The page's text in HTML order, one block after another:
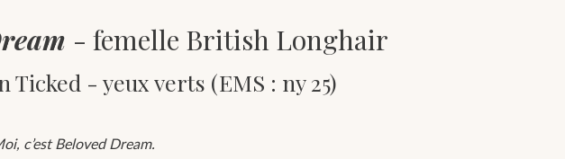
- femelle British Longhair
Ticked - yeux verts (EMS : ny 25)
c’est Beloved Dream.